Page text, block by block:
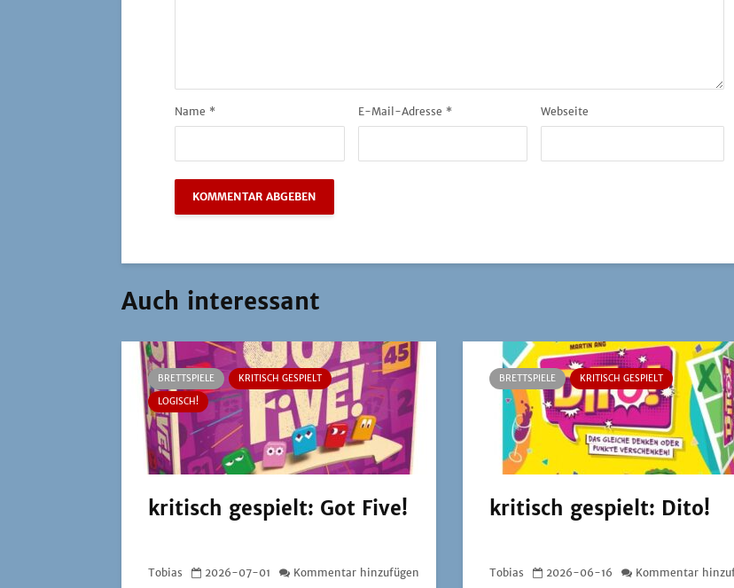
Name * E-Mail-Adresse * Webseite
Auch interessant
BRETTSPIELE
KRITISCH GESPIELT
LOGISCH!
kritisch gespielt: Got Five!
Tobias 2026-07-01 Kommentar hinzufügen
BRETTSPIELE KRITISCH GESPIELT
kritisch gespielt: Dito!
Tobias 2026-06-16 Kommentar